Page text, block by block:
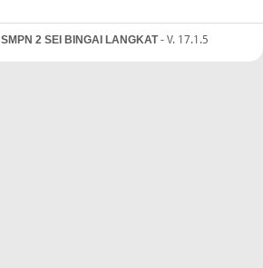
SMPN 2 SEI BINGAI LANGKAT- V. 17.1.5